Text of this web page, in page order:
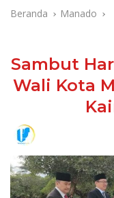
Beranda Manado
Sambut
Wali Kota